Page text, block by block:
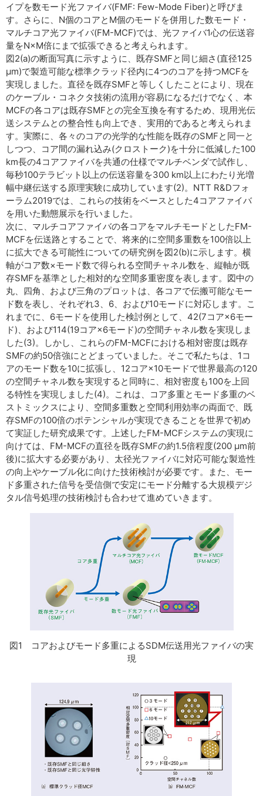
イプを数モード光ファイバ(FMF: Few-Mode Fiber)と呼びま
す。さらに、N個のコアとM個のモードを併用した数モード・
マルチコア光ファイバ(FM-MCF)では、光ファイバ1心の伝送容
量をN×M倍にまで拡張できると考えられます。
図2(a)の断面写真に示すように、既存SMFと同じ細さ(直径125
μm)で製造可能な標準クラッド径内に4つのコアを持つMCFを
実現しました。直径を既存SMFと等しくしたことにより、現在
のケーブル・コネクタ技術の流用が容易になるだけでなく、本
MCFの各コアは既存SMFとの完全互換を有するため、現用光伝
送システムとの整合性も向上でき、実用的であると考えられま
す。実際に、各々のコアの光学的な性能を既存のSMFと同一と
しつつ、コア間の漏れ込み(クロストーク)を十分に低減した100
km長の4コアファイバを共通の仕様でマルチベンダで試作し、
毎秒100テラビット以上の伝送容量を300 km以上にわたり光増
幅中継伝送する原理実験に成功しています(2)。NTT R&Dフォ
ーラム2019では、これらの技術をベースとした4コアファイバ
を用いた動態展示を行いました。
次に、マルチコアファイバの各コアをマルチモードとしたFM-
MCFを伝送路とすることで、将来的に空間多重数を100倍以上
に拡大できる可能性についての研究例を図2(b)に示します。横
軸がコア数×モード数で得られる空間チャネル数を、縦軸が既
存SMFを基準とした相対的な空間多重密度を表します。図中の
丸、四角、および三角のプロットは、各コアで伝搬可能なモー
ド数を表し、それぞれ3、6、および10モードに対応します。こ
れまでに、6モードを使用した検討例として、42(7コア×6モー
ド)、および114(19コア×6モード)の空間チャネル数を実現しま
した(3)。しかし、これらのFM-MCFにおける相対密度は既存
SMFの約50倍強にとどまっていました。そこで私たちは、1コ
アのモード数を10に拡張し、12コア×10モードで世界最高の120
の空間チャネル数を実現すると同時に、相対密度も100を上回
る特性を実現しました(4)。これは、コア多重とモード多重のベ
ストミックスにより、空間多重数と空間利用効率の両面で、既
存SMFの100倍のポテンシャルが実現できることを世界で初め
て実証した研究成果です。上述したFM-MCFシステムの実現に
向けては、FM-MCFの直径を既存SMFの約1.5倍程度(200 μm前
後)に拡大する必要があり、太径光ファイバに対応可能な製造性
の向上やケーブル化に向けた技術検討が必要です。また、モー
ド多重された信号を受信側で安定にモード分離する大規模デジ
タル信号処理の技術検討も合わせて進めていきます。
図1 コアおよびモード多重によるSDM伝送用光ファイバの実
現